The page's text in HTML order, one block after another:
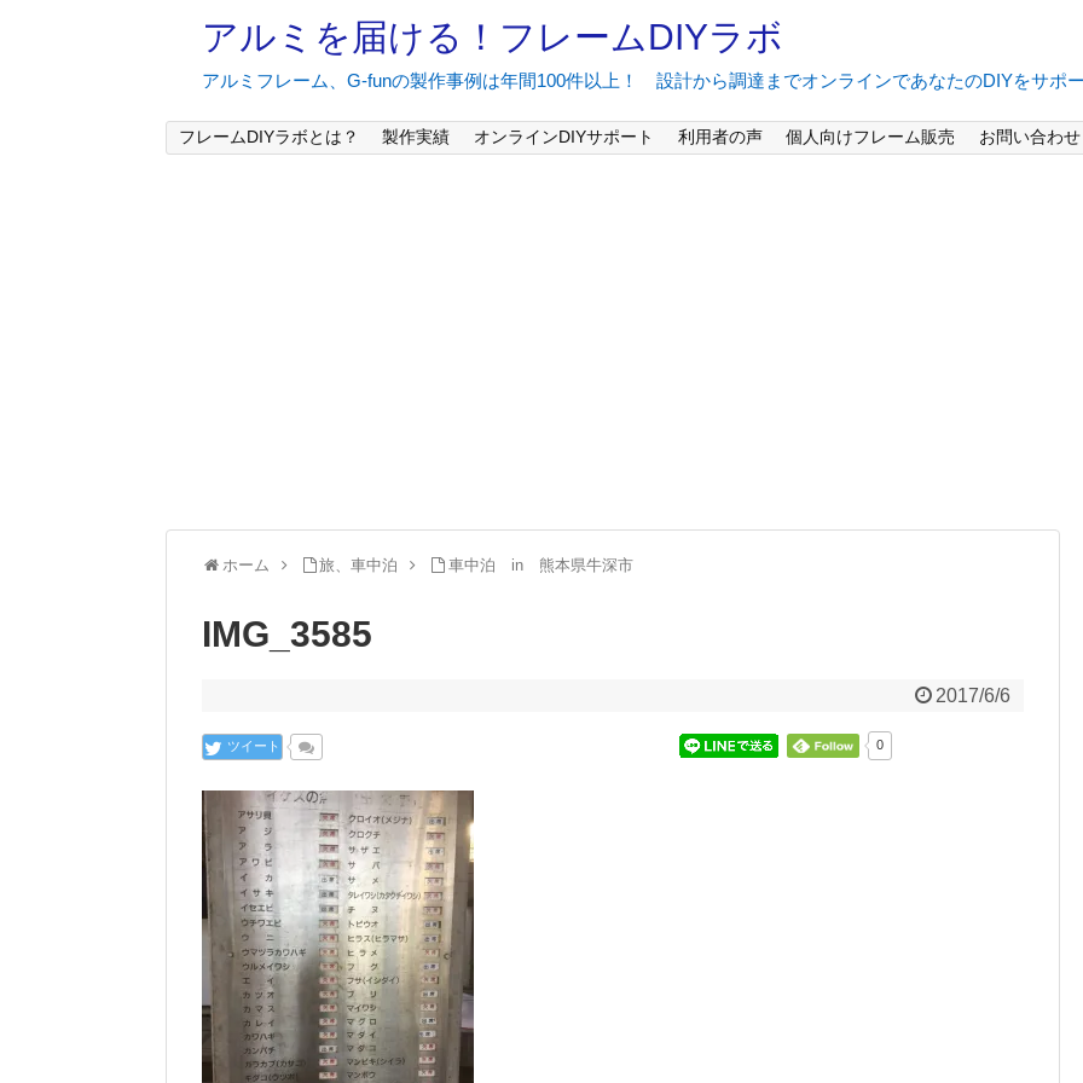
アルミを届ける！フレームDIYラボ
アルミフレーム、G-funの製作事例は年間100件以上！ 設計から調達までオンラインであなたのDIYをサポ
フレームDIYラボとは？ 製作実績 オンラインDIYサポート 利用者の声 個人向けフレーム販売 お問い合わせ
ホーム 旅、車中泊 車中泊 in 熊本県牛深市
IMG_3585
2017/6/6
ツイート 0